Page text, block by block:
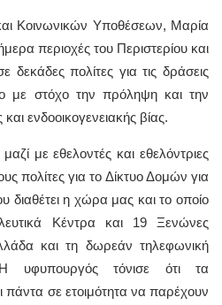
Κοινωνικών Υποθέσεων, Μαρία
περιοχές του Περιστερίου και
δεκάδες πολίτες για τις δράσεις
με στόχο την πρόληψη και την
ενδοοικογενειακής βίας.
με εθελοντές και εθελόντριες
πολίτες για το Δίκτυο Δομών για
διαθέτει η χώρα μας και το οποίο
Κέντρα και 19 Ξενώνες
και τη δωρεάν τηλεφωνική
τόνισε ότι τα
πάντα σε ετοιμότητα να παρέχουν